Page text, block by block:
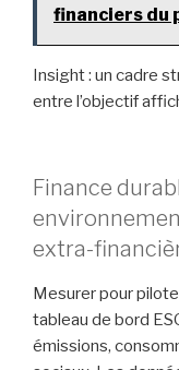
financiers du
Insight : un cadre
entre l’objectif
Finance
extra-
Mesurer pour
tableau de bord
émissions,